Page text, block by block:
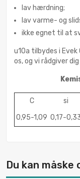
lav hærdning;
lav varme- og
ikke egnet til at
u10a tilbydes i Evek
os, og vi rådgiver
C si
0,95-1,09 0,17-
Du kan måske